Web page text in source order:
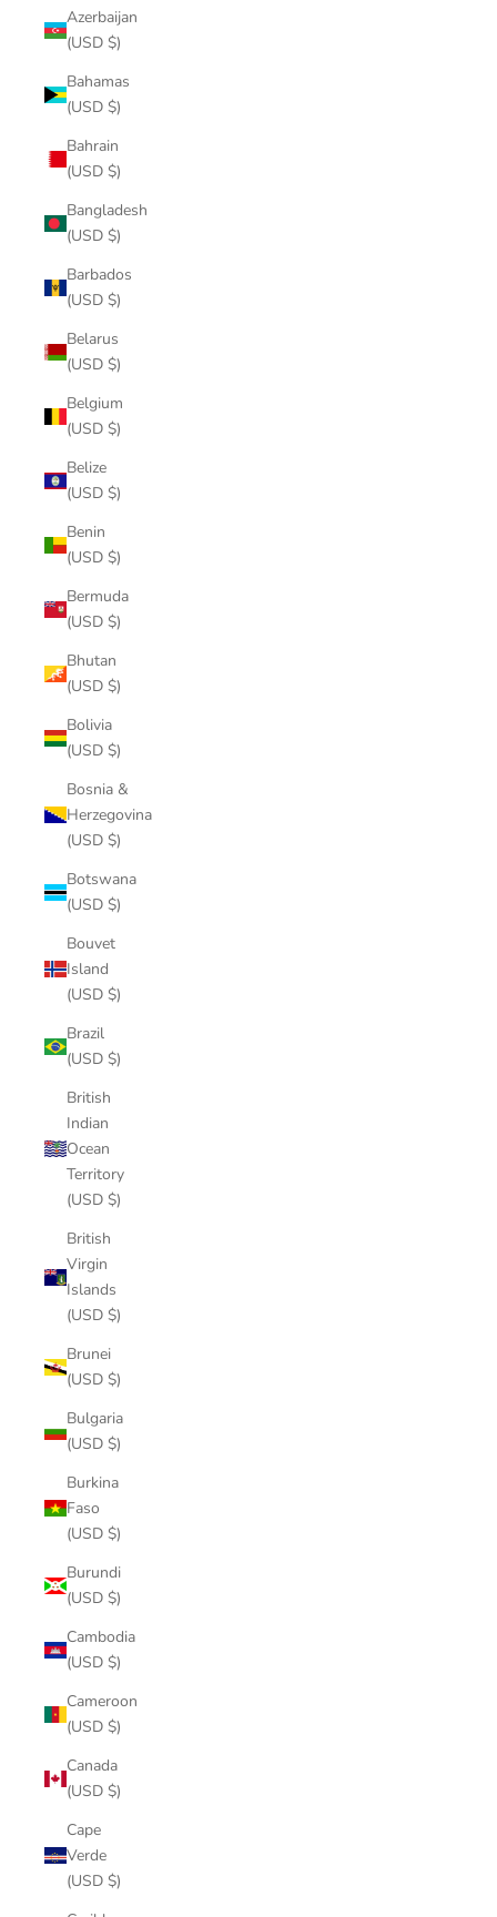
Azerbaijan
(USD $)
Bahamas
(USD $)
Bahrain
(USD $)
Bangladesh
(USD $)
Barbados
(USD $)
Belarus
(USD $)
Belgium
(USD $)
Belize
(USD $)
Benin
(USD $)
Bermuda
(USD $)
Bhutan
(USD $)
Bolivia
(USD $)
Bosnia &
Herzegovina
(USD $)
Botswana
(USD $)
Bouvet
Island
(USD $)
Brazil
(USD $)
British
Indian
Ocean
Territory
(USD $)
British
Virgin
Islands
(USD $)
Brunei
(USD $)
Bulgaria
(USD $)
Burkina
Faso
(USD $)
Burundi
(USD $)
Cambodia
(USD $)
Cameroon
(USD $)
Canada
(USD $)
Cape
Verde
(USD $)